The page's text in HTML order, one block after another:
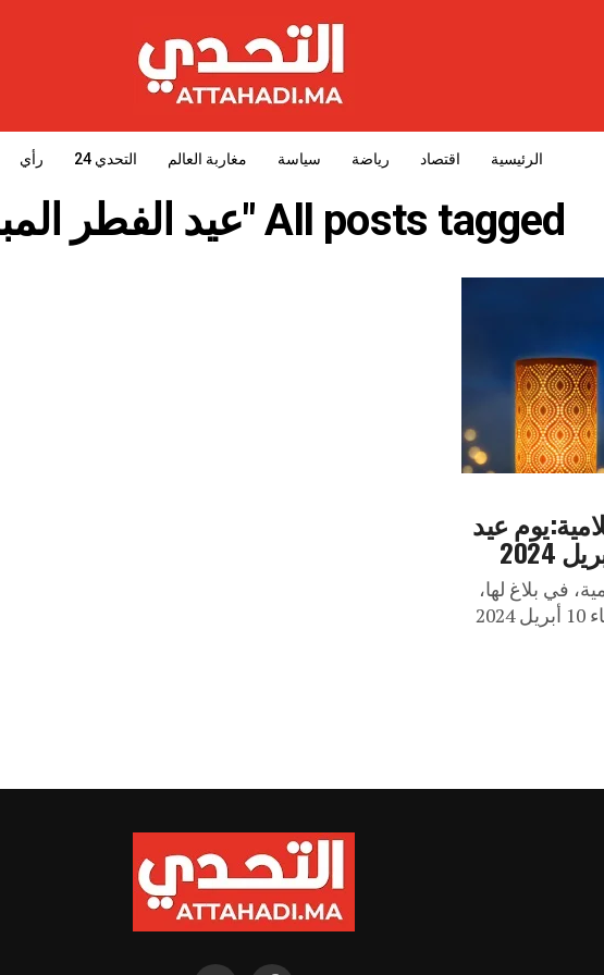
الرئيسية اقتصاد رياضة سياسة مغاربة العالم التحدي 24 رأي
All posts tagged "عيد الفطر المبارك"
عيد
في بلاغ لها،
أن عيد الفطر المبارك هو يوم غد الأربعاء 10 أبريل 2024